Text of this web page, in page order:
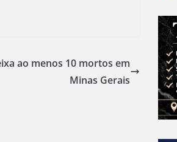
ao menos 10 mortos em
Minas Gerais